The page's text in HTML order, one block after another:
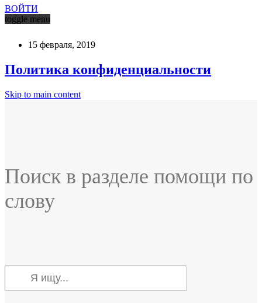
ВОЙТИ
toggle menu
15 февраля, 2019
Политика конфиденциальности
Skip to main content
Поиск в разделе помощи по
слову